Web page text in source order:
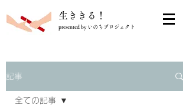
​生ききる！
presented by いのちプロジェクト
記事
全ての記事